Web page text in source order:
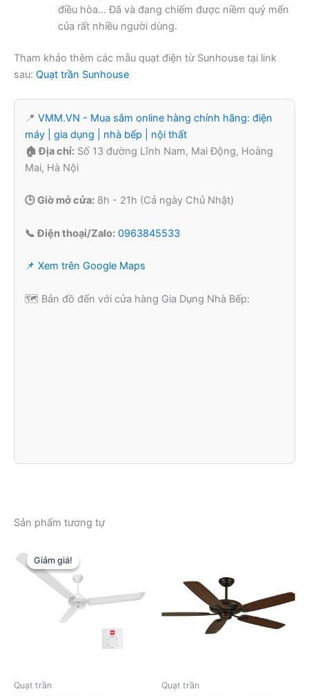
điều hòa… Đã và đang chiếm được niềm quý mến
của rất nhiều người dùng.
Tham khảo thêm các mẫu quạt điện từ Sunhouse tại link
sau: Quạt trần Sunhouse
📍 VMM.VN - Mua sắm online hàng chính hãng: điện
máy | gia dụng | nhà bếp | nội thất
🏠 Địa chỉ: Số 13 đường Lĩnh Nam, Mai Động, Hoàng
Mai, Hà Nội
🕒 Giờ mở cửa: 8h - 21h (Cả ngày Chủ Nhật)
📞 Điện thoại/Zalo: 0963845533
📌 Xem trên Google Maps
🗺️ Bản đồ đến với cửa hàng Gia Dụng Nhà Bếp:
Sản phẩm tương tự
Giảm giá!
Giảm giá!
Quạt trần Quạt trần